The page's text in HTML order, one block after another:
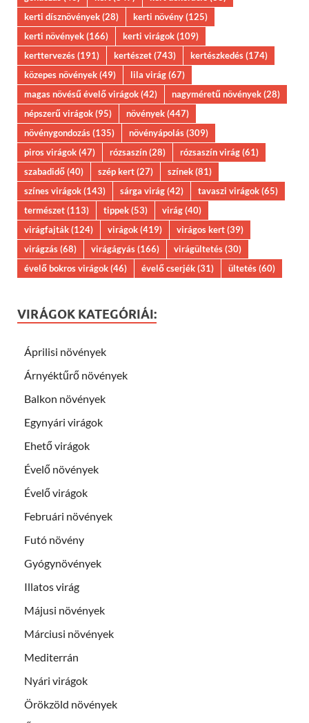
kerti dísznövények(28) kerti növény(125)
kerti növények(166) kerti virágok(109)
kerttervezés(191) kertészet(743) kertészkedés(174)
közepes növények(49) lila virág(67)
magas növésű évelő virágok(42) nagyméretű növények(28)
népszerű virágok(95) növények(447)
növénygondozás(135) növényápolás(309)
piros virágok(47) rózsaszín(28) rózsaszín virág(61)
szabadidő(40) szép kert(27) színek(81)
színes virágok(143) sárga virág(42) tavaszi virágok(65)
természet(113) tippek(53) virág(40)
virágfajták(124) virágok(419) virágos kert(39)
virágzás(68) virágágyás(166) virágültetés(30)
évelő bokros virágok(46) évelő cserjék(31) ültetés(60)
VIRÁGOK KATEGÓRIÁI:
Áprilisi növények
Árnyéktűrő növények
Balkon növények
Egynyári virágok
Ehető virágok
Évelő növények
Évelő virágok
Februári növények
Futó növény
Gyógynövények
Illatos virág
Májusi növények
Márciusi növények
Mediterrán
Nyári virágok
Örökzöld növények